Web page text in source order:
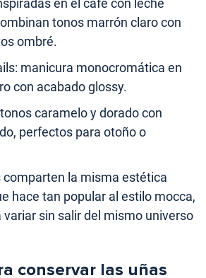
en el café con leche
tonos marrón claro con
ombré.
manicura monocromática en
con acabado glossy.
caramelo y dorado con
perfectos para otoño o
comparten la misma estética
hace tan popular al estilo mocca,
variar sin salir del mismo universo
conservar las uñas